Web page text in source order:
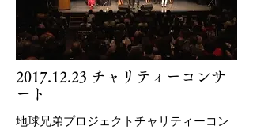
2017.12.23 チャリティーコンサ
ート
地球兄弟プロジェクトチャリティーコン